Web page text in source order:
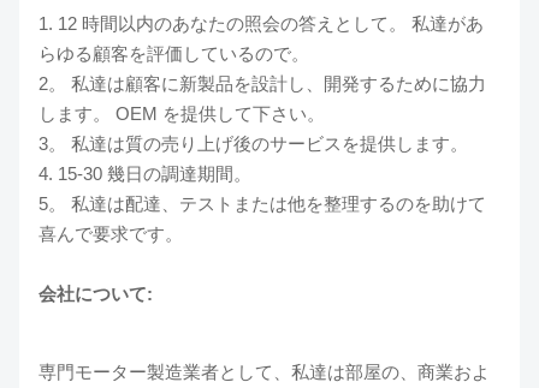
1. 12 時間以内のあなたの照会の答えとして。 私達があ
らゆる顧客を評価しているので。
2。 私達は顧客に新製品を設計し、開発するために協力
します。 OEM を提供して下さい。
3。 私達は質の売り上げ後のサービスを提供します。
4. 15-30 幾日の調達期間。
5。 私達は配達、テストまたは他を整理するのを助けて
喜んで要求です。
会社について:
専門モーター製造業者として、私達は部屋の、商業およ